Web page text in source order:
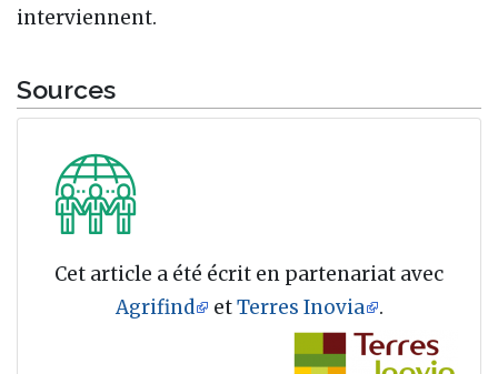
interviennent.
Sources
Cet article a été écrit en partenariat avec
Agrifind
etTerres Inovia .